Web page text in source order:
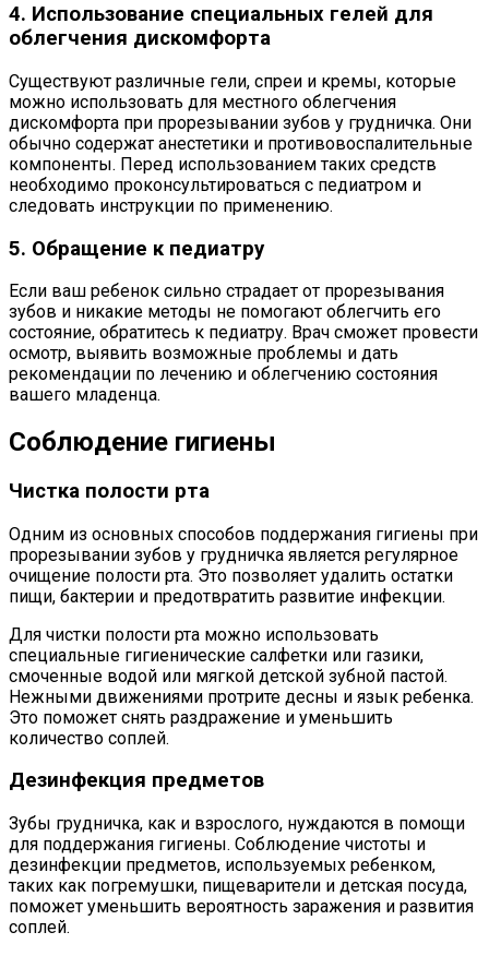
4. Использование специальных гелей для
облегчения дискомфорта
Существуют различные гели, спреи и кремы, которые
можно использовать для местного облегчения
дискомфорта при прорезывании зубов у грудничка. Они
обычно содержат анестетики и противовоспалительные
компоненты. Перед использованием таких средств
необходимо проконсультироваться с педиатром и
следовать инструкции по применению.
5. Обращение к педиатру
Если ваш ребенок сильно страдает от прорезывания
зубов и никакие методы не помогают облегчить его
состояние, обратитесь к педиатру. Врач сможет провести
осмотр, выявить возможные проблемы и дать
рекомендации по лечению и облегчению состояния
вашего младенца.
Соблюдение гигиены
Чистка полости рта
Одним из основных способов поддержания гигиены при
прорезывании зубов у грудничка является регулярное
очищение полости рта. Это позволяет удалить остатки
пищи, бактерии и предотвратить развитие инфекции.
Для чистки полости рта можно использовать
специальные гигиенические салфетки или газики,
смоченные водой или мягкой детской зубной пастой.
Нежными движениями протрите десны и язык ребенка.
Это поможет снять раздражение и уменьшить
количество соплей.
Дезинфекция предметов
Зубы грудничка, как и взрослого, нуждаются в помощи
для поддержания гигиены. Соблюдение чистоты и
дезинфекции предметов, используемых ребенком,
таких как погремушки, пищеварители и детская посуда,
поможет уменьшить вероятность заражения и развития
соплей.